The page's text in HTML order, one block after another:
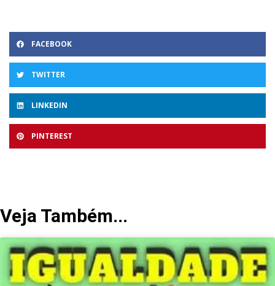
FACEBOOK
TWITTER
LINKEDIN
PINTEREST
Veja Também...